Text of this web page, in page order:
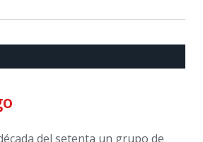
del setenta un grupo de